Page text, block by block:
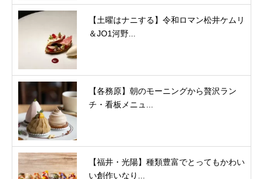
【土曜はナニする】令和ロマン松井ケムリ
＆JO1河野...
【各務原】朝のモーニングから贅沢ラン
チ・看板メニュ...
【福井・光陽】種類豊富でとってもかわい
い創作いなり...